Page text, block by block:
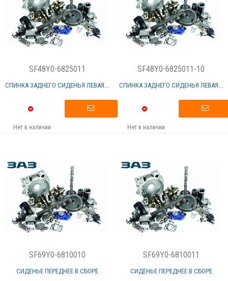
SF48Y0-6825011
СПИНКА ЗАДНЕГО СИДЕНЬЯ ЛЕВАЯ...
Нет в наличии
SF48Y0-6825011-10
СПИНКА ЗАДНЕГО СИДЕНЬЯ ЛЕВАЯ...
Нет в наличии
SF69Y0-6810010
СИДЕНЬЕ ПЕРЕДНЕЕ В СБОРЕ
SF69Y0-6810011
СИДЕНЬЕ ПЕРЕДНЕЕ В СБОРЕ